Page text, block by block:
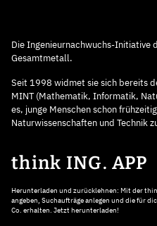
Die Ingenieurnachwuchs-Initiative
Gesamtmetall.
Seit 1998 widmet sie sich bereits
MINT (Mathematik, Informatik,
es, junge Menschen schon
Naturwissenschaften und Technik
think ING. APP
Herunterladen und zurücklehnen: Mit der
angeben, Suchaufträge anlegen und die für
Co. erhalten. Jetzt herunterladen!